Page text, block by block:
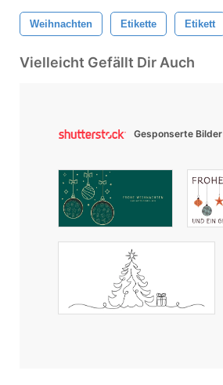
Weihnachten Etikette Etikett
Vielleicht Gefällt Dir Auch
Gesponserte Bilder